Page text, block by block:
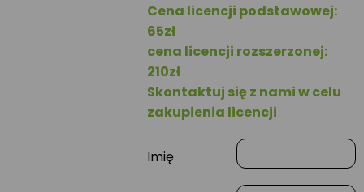
Cena licencji podstawowej:
65zł
cena licencji rozszerzonej:
210zł
Skontaktuj się z nami w celu
zakupienia licencji
Imię